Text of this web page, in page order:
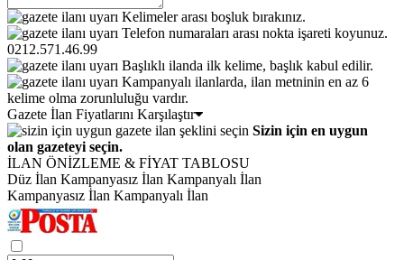
Kelimeler arası boşluk bırakınız.
Telefon numaraları arası nokta işareti koyunuz.
0212.571.46.99
Başlıklı ilanda ilk kelime, başlık kabul edilir.
Kampanyalı ilanlarda, ilan metninin en az 6
kelime olma zorunluluğu vardır.
Gazete İlan Fiyatlarını Karşılaştır
Sizin için en uygun
olan gazeteyi seçin.
İLAN ÖNİZLEME & FİYAT TABLOSU
Düz İlan Kampanyasız İlan Kampanyalı İlan
Kampanyasız İlan Kampanyalı İlan